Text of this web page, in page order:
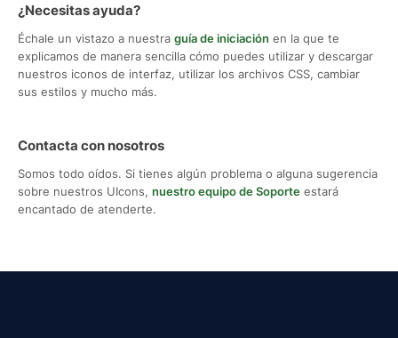
¿Necesitas ayuda?
Échale un vistazo a nuestra guía de iniciación en la que te
explicamos de manera sencilla cómo puedes utilizar y descargar
nuestros iconos de interfaz, utilizar los archivos CSS, cambiar
sus estilos y mucho más.
Contacta con nosotros
Somos todo oídos. Si tienes algún problema o alguna sugerencia
sobre nuestros UIcons, nuestro equipo de Soporte estará
encantado de atenderte.